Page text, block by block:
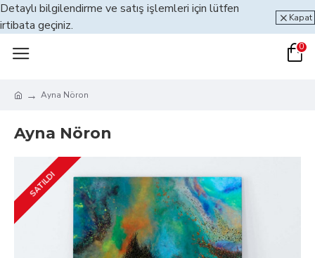
Detaylı bilgilendirme ve satış işlemleri için lütfen
irtibata geçiniz.
Kapat
0
Ayna Nöron
Ayna Nöron
SATILDI